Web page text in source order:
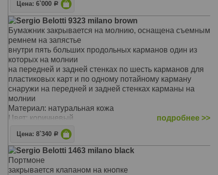
Размер: 2 x 10 x 18.5 см
Цена: 6`000 Р
Sergio Belotti 9323 milano brown
Бумажник закрывается на молнию, оснащена съемным
ремнем на запястье
внутри пять больших продольных карманов один из
которых на молнии
на передней и задней стенках по шесть карманов для
пластиковых карт и по одному потайному карману
снаружи на передней и задней стенках карманы на
молнии
Материал: натуральная кожа
Цвет: коричневый
Размер: 23 x 12 x 4 см
подробнее >>
Цена: 8`340 Р
Sergio Belotti 1463 milano black
Портмоне
закрывается клапаном на кнопке